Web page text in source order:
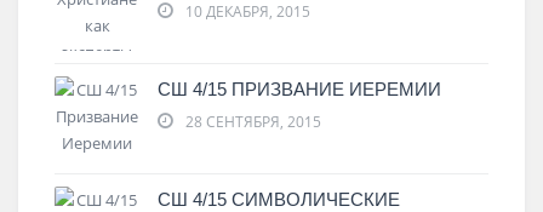
10 ДЕКАБРЯ, 2015
СШ 4/15 ПРИЗВАНИЕ ИЕРЕМИИ
28 СЕНТЯБРЯ, 2015
СШ 4/15 СИМВОЛИЧЕСКИЕ